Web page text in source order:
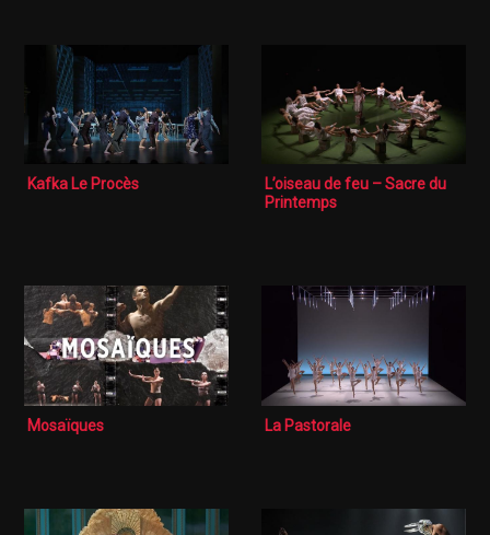
Kafka Le Procès
L’oiseau de feu – Sacre du
Printemps
Mosaïques La Pastorale